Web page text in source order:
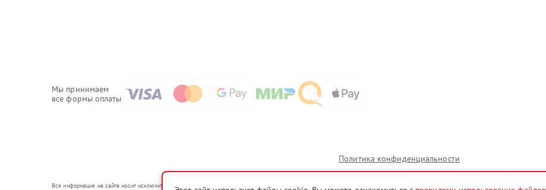
Мы принимаем
все формы оплаты
Политика конфиденциальности
Вся информация на сайте носит исключительно справочный характер.